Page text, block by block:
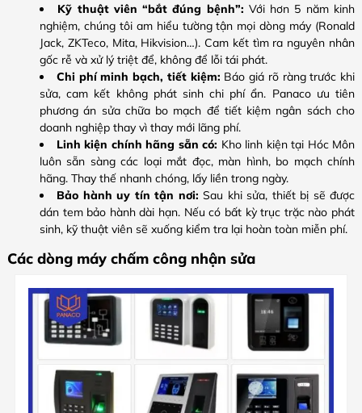
Kỹ thuật viên “bắt đúng bệnh”: Với hơn 5 năm kinh
nghiệm, chúng tôi am hiểu tường tận mọi dòng máy (Ronald
Jack, ZKTeco, Mita, Hikvision…). Cam kết tìm ra nguyên nhân
gốc rễ và xử lý triệt để, không để lỗi tái phát.
Chi phí minh bạch, tiết kiệm: Báo giá rõ ràng trước khi
sửa, cam kết không phát sinh chi phí ẩn. Panaco ưu tiên
phương án sửa chữa bo mạch để tiết kiệm ngân sách cho
doanh nghiệp thay vì thay mới lãng phí.
Linh kiện chính hãng sẵn có: Kho linh kiện tại Hóc Môn
luôn sẵn sàng các loại mắt đọc, màn hình, bo mạch chính
hãng. Thay thế nhanh chóng, lấy liền trong ngày.
Bảo hành uy tín tận nơi: Sau khi sửa, thiết bị sẽ được
dán tem bảo hành dài hạn. Nếu có bất kỳ trục trặc nào phát
sinh, kỹ thuật viên sẽ xuống kiểm tra lại hoàn toàn miễn phí.
Các dòng máy chấm công nhận sửa